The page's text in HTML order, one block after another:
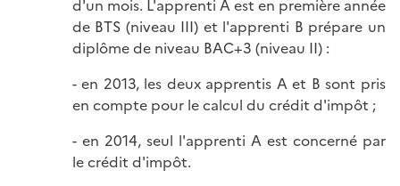
d'un mois. L'apprenti A est en première année
de BTS (niveau III) et l'apprenti B prépare un
diplôme de niveau BAC+3 (niveau II) :
- en 2013, les deux apprentis A et B sont pris
en compte pour le calcul du crédit d'impôt ;
- en 2014, seul l'apprenti A est concerné par
le crédit d'impôt.